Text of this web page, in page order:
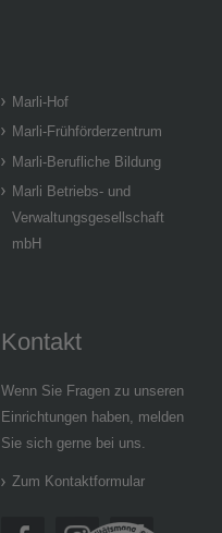
Marli-Hof
Marli-Frühförderzentrum
Marli-Berufliche Bildung
Marli Betriebs- und
Verwaltungsgesellschaft
mbH
Kontakt
Wenn Sie Fragen zu unseren
Einrichtungen haben, melden
Sie sich gerne bei uns.
Zum Kontaktformular